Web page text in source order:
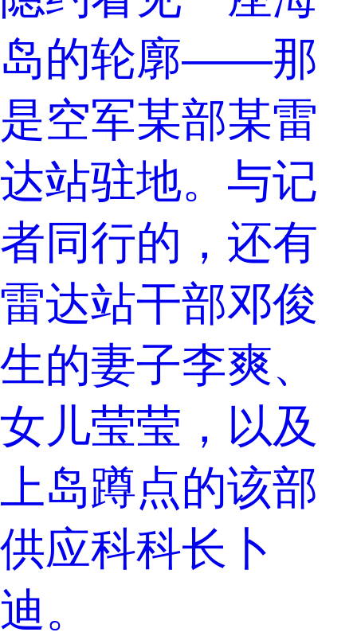
岛的轮廓——那
是空军某部某雷
达站驻地。与记
者同行的，还有
雷达站干部邓俊
生的妻子李爽、
女儿莹莹，以及
上岛蹲点的该部
供应科科长卜
迪。